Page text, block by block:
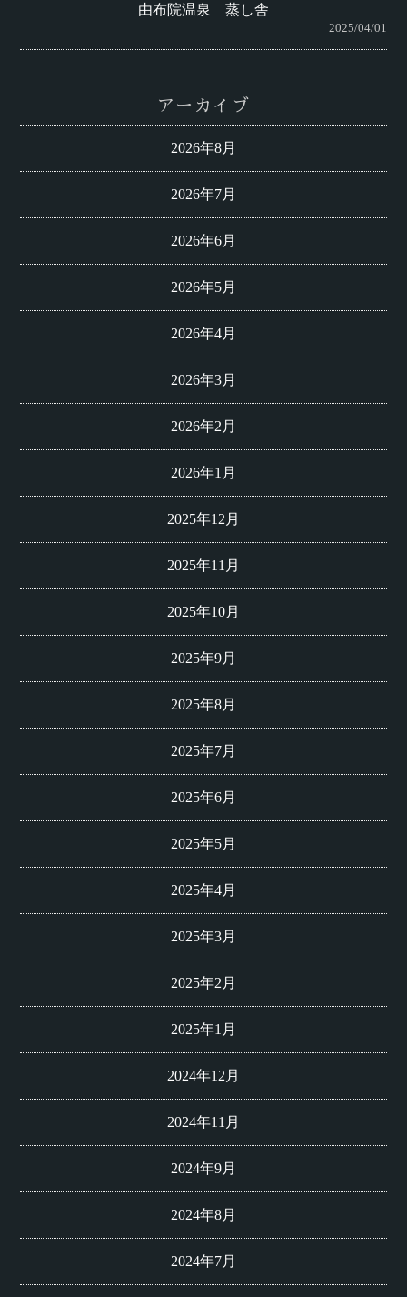
由布院温泉 蒸し舎
2025/04/01
アーカイブ
2026年8月
2026年7月
2026年6月
2026年5月
2026年4月
2026年3月
2026年2月
2026年1月
2025年12月
2025年11月
2025年10月
2025年9月
2025年8月
2025年7月
2025年6月
2025年5月
2025年4月
2025年3月
2025年2月
2025年1月
2024年12月
2024年11月
2024年9月
2024年8月
2024年7月